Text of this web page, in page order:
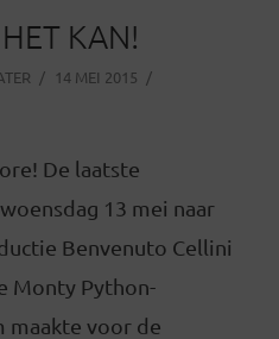
KAN!
14 MEI 2015
De laatste
13 mei naar
Benvenuto Cellini
Monty Python-
maakte voor de